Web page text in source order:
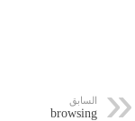
السابق
browsing